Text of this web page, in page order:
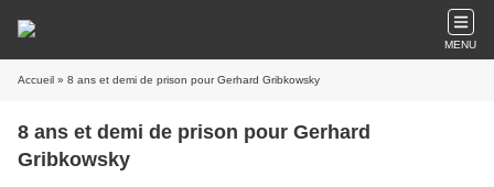
MENU
Accueil » 8 ans et demi de prison pour Gerhard Gribkowsky
8 ans et demi de prison pour Gerhard
Gribkowsky